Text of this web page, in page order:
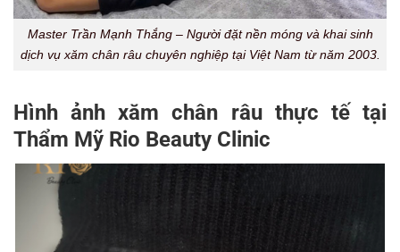
Master Trần Mạnh Thắng – Người đặt nền móng và khai sinh
dịch vụ xăm chân râu chuyên nghiệp tại Việt Nam từ năm 2003.
Hình ảnh xăm chân râu thực tế tại
Thẩm Mỹ Rio Beauty Clinic